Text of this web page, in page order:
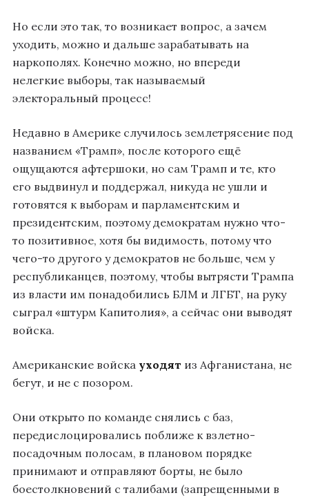
Но если это так, то возникает вопрос, а зачем
уходить, можно и дальше зарабатывать на
наркополях. Конечно можно, но впереди
нелегкие выборы, так называемый
электоральный процесс!
Недавно в Америке случилось землетрясение под
названием «Трамп», после которого ещё
ощущаются афтершоки, но сам Трамп и те, кто
его выдвинул и поддержал, никуда не ушли и
готовятся к выборам и парламентским и
президентским, поэтому демократам нужно что-
то позитивное, хотя бы видимость, потому что
чего-то другого у демократов не больше, чем у
республиканцев, поэтому, чтобы вытрясти Трампа
из власти им понадобились БЛМ и ЛГБТ, на руку
сыграл «штурм Капитолия», а сейчас они выводят
войска.
Американские войска уходят из Афганистана, не
бегут, и не с позором.
Они открыто по команде снялись с баз,
передислоцировались поближе к взлетно-
посадочным полосам, в плановом порядке
принимают и отправляют борты, не было
боестолкновений с талибами (запрещенными в